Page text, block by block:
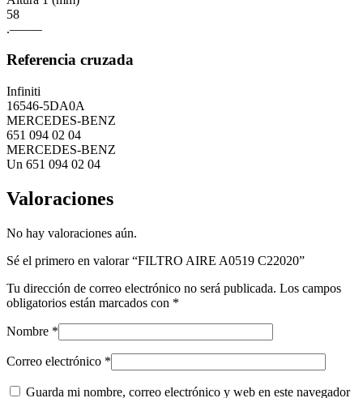
58
.——–
Referencia cruzada
Infiniti
16546-5DA0A
MERCEDES-BENZ
651 094 02 04
MERCEDES-BENZ
Un 651 094 02 04
Valoraciones
No hay valoraciones aún.
Sé el primero en valorar “FILTRO AIRE A0519 C22020”
Tu dirección de correo electrónico no será publicada. Los campos
obligatorios están marcados con *
Nombre *
Correo electrónico *
Guarda mi nombre, correo electrónico y web en este navegador